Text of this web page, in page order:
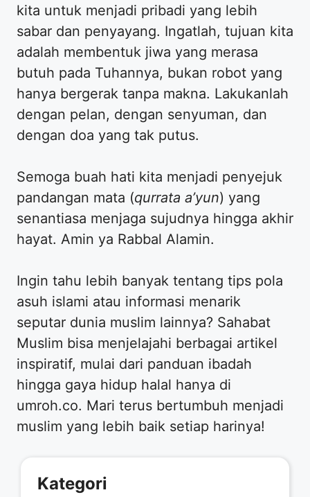
kita untuk menjadi pribadi yang lebih
sabar dan penyayang. Ingatlah, tujuan kita
adalah membentuk jiwa yang merasa
butuh pada Tuhannya, bukan robot yang
hanya bergerak tanpa makna. Lakukanlah
dengan pelan, dengan senyuman, dan
dengan doa yang tak putus.
​Semoga buah hati kita menjadi penyejuk
pandangan mata (qurrata a’yun) yang
senantiasa menjaga sujudnya hingga akhir
hayat. Amin ya Rabbal Alamin.
​Ingin tahu lebih banyak tentang tips pola
asuh islami atau informasi menarik
seputar dunia muslim lainnya? Sahabat
Muslim bisa menjelajahi berbagai artikel
inspiratif, mulai dari panduan ibadah
hingga gaya hidup halal hanya di
umroh.co. Mari terus bertumbuh menjadi
muslim yang lebih baik setiap harinya!
Kategori